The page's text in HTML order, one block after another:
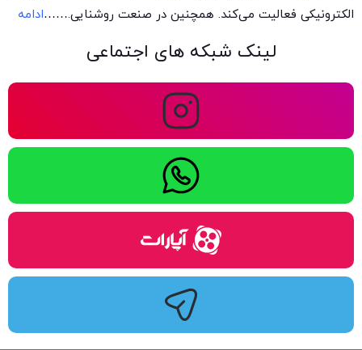
الکترونیکی فعالیت می‌کند. همچنین در صنعت روشنایی.……ادامه
لینک شبکه های اجتماعی